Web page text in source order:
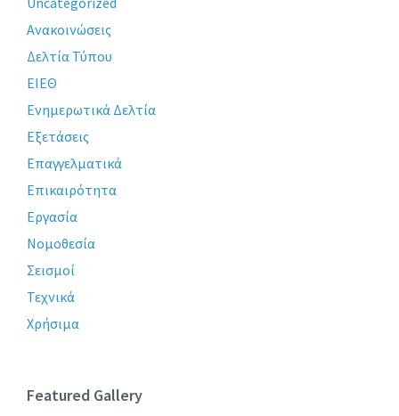
Ανακοινώσεις
Δελτία Τύπου
ΕΙΕΘ
Ενημερωτικά Δελτία
Εξετάσεις
Επαγγελματικά
Επικαιρότητα
Εργασία
Νομοθεσία
Σεισμοί
Τεχνικά
Χρήσιμα
Featured Gallery